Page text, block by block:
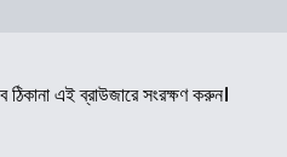
এই ব্রাউজারে সংরক্ষণ করুন।